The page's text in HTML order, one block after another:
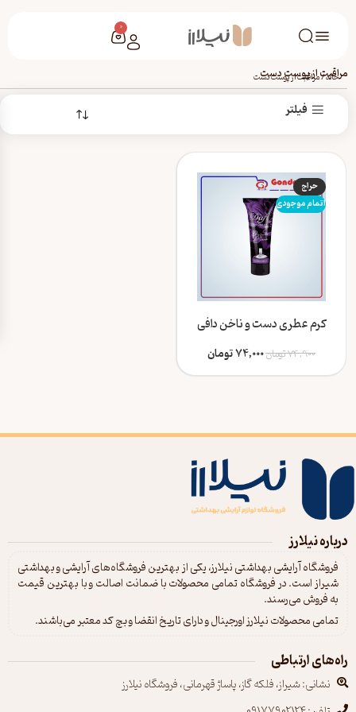
0
خانه/مراقبت از پوست دست
مراقبت از پوست دست
فیلتر
حراج
اتمام موجودی
کرم عطری دست و ناخن دافی
لیتر 74,900تومان74,000تومان
درباره نیلارز
فروشگاه آرایشی بهداشتی نیلارز، یکی از بهترین فروشگاه‌های آرایشی و بهداشتی
شیراز است. در فروشگاه تمامی محصولات با ضمانت اصالت و با بهترین قیمت
به فروش می‌رسند.
تمامی محصولات نیلارز اورجینال و دارای تاریخ انقضا و بچ کد معتبر می‌باشند.
راه‌های ارتباطی
نشانی: شیراز، فلکه گاز، پاساژ قهرمانی، فروشگاه نیلارز